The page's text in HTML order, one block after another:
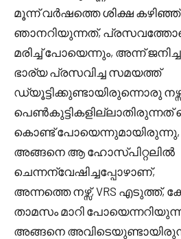
മൂന്ന് വർഷത്തെ ശിക്ഷ
ഞാനറിയുന്നത്,
മരിച്ച് പോയെന്നും, അന്ന്
ഭാര്യ പ്രസവിച്ച സമയത്ത്
ഡ്യൂട്ടിക്കുണ്ടായിരുന്നൊരു
കൊണ്ട് പോയെന്നുമായിരുന്നു,
അങ്ങനെ ആ ഹോസ്പിറ്റലിൽ
ചെന്നന്വേഷിച്ചപ്പോഴാണ്,
അന്നത്തെ നഴ്സ്, VRS എടുത്ത്,
താമസം മാറി
അങ്ങനെ